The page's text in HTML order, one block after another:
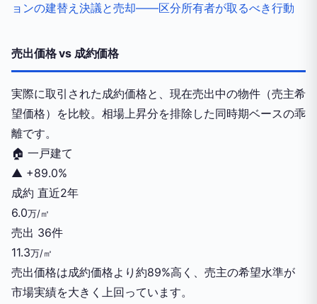
ョンの建替え決議と売却——区分所有者が取るべき行動
売出価格 vs 成約価格
実際に取引された成約価格と、現在売出中の物件（売主希
望価格）を比較。相場上昇分を排除した同時期ベースの乖
離です。
🏠 一戸建て
▲ +89.0%
成約 直近2年
6.0万/㎡
売出 36件
11.3万/㎡
売出価格は成約価格より約89%高く、売主の希望水準が
市場実績を大きく上回っています。